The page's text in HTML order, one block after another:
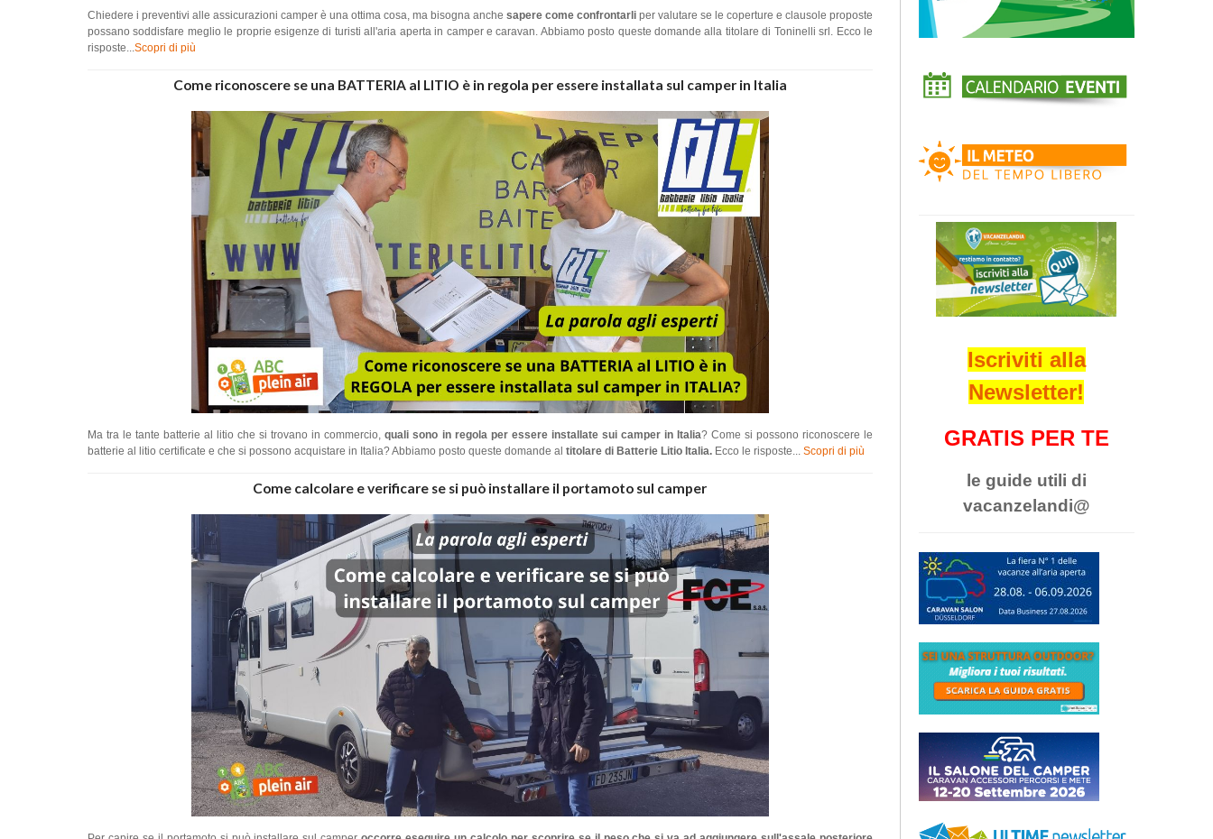
Chiedere i preventivi alle assicurazioni camper è una ottima cosa, ma bisogna anche sapere come confrontarli per valutare se le coperture e clausole proposte
possano soddisfare meglio le proprie esigenze di turisti all'aria aperta in camper e caravan. Abbiamo posto queste domande alla titolare di Toninelli srl. Ecco le
risposte...Scopri di più
Come riconoscere se una BATTERIA al LITIO è in regola per essere installata sul camper in Italia
Ma tra le tante batterie al litio che si trovano in commercio,quali sono in regola per essere installate sui camper in Italia? Come si possono riconoscere le
batterie al litio certificate e che si possono acquistare in Italia? Abbiamo posto queste domande al titolare di Batterie Litio Italia. Ecco le risposte... Scopri di più
Come calcolare e verificare se si può installare il portamoto sul camper
Iscriviti alla
Newsletter!
GRATIS PER TE
le guide utili di
vacanzelandi@